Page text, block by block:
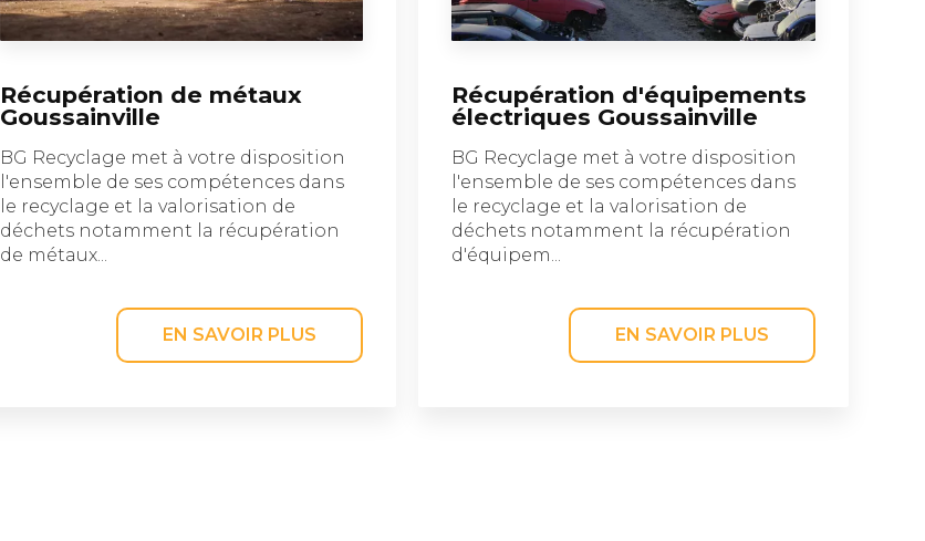
Récupération de métaux
Goussainville
BG Recyclage met à votre disposition
l'ensemble de ses compétences dans
le recyclage et la valorisation de
déchets notamment la récupération
de métaux...
EN SAVOIR PLUS
Récupération d'équipements
électriques Goussainville
BG Recyclage met à votre disposition
l'ensemble de ses compétences dans
le recyclage et la valorisation de
déchets notamment la récupération
d'équipem...
EN SAVOIR PLUS